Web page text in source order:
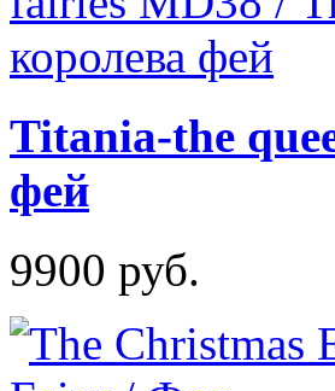
Titania-the
фей
9900 руб.